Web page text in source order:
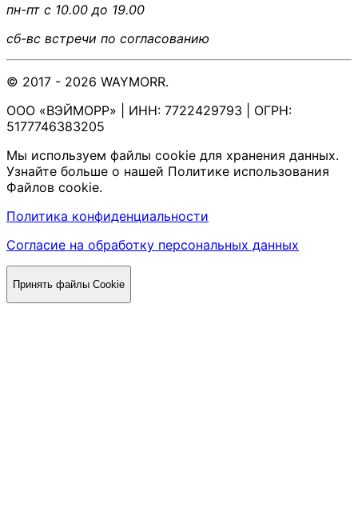
пн-пт с 10.00 до 19.00
сб-вс встречи по согласованию
© 2017 - 2026 WAYMORR.
ООО «ВЭЙМОРР» | ИНН: 7722429793 | ОГРН:
5177746383205
Мы используем файлы cookie для хранения данных.
Узнайте больше о нашей Политике использования
Файлов cookie.
Политика конфиденциальности
Согласие на обработку персональных данных
Принять файлы Cookie